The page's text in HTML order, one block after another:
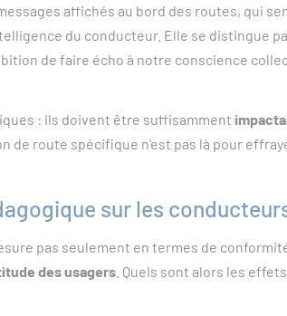
affichés au bord des routes, qui
du conducteur. Elle se distingue
de faire écho à notre conscience
: ils doivent être suffisamment
de route spécifique n'est pas là pour
sur les
pas seulement en termes de
des usagers . Quels sont alors les